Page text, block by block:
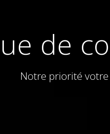
de
Notre priorité